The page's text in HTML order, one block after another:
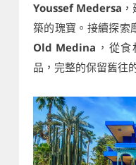
Youssef Medersa
築的瑰寶。接續探索
Old Medina ，從
品，完整的保留舊往